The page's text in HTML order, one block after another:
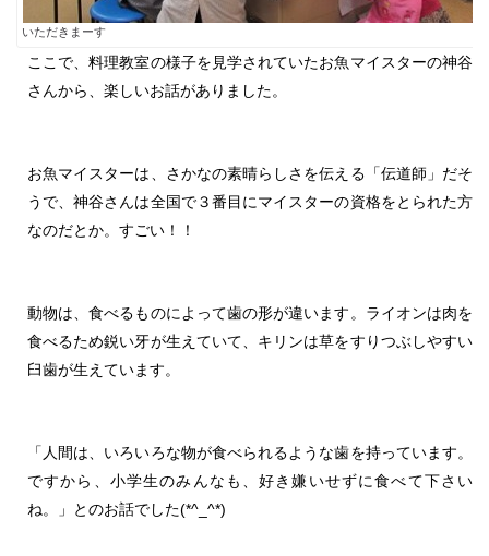
いただきまーす
ここで、料理教室の様子を見学されていたお魚マイスターの神谷
さんから、楽しいお話がありました。
お魚マイスターは、さかなの素晴らしさを伝える「伝道師」だそ
うで、神谷さんは全国で３番目にマイスターの資格をとられた方
なのだとか。すごい！！
動物は、食べるものによって歯の形が違います。ライオンは肉を
食べるため鋭い牙が生えていて、キリンは草をすりつぶしやすい
臼歯が生えています。
「人間は、いろいろな物が食べられるような歯を持っています。
ですから、小学生のみんなも、好き嫌いせずに食べて下さい
ね。」とのお話でした(*^_^*)